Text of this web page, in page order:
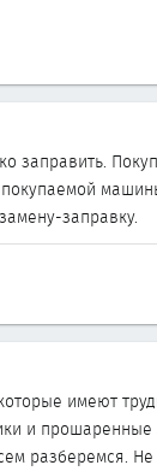
заправку.
имеют
и
разберемся.